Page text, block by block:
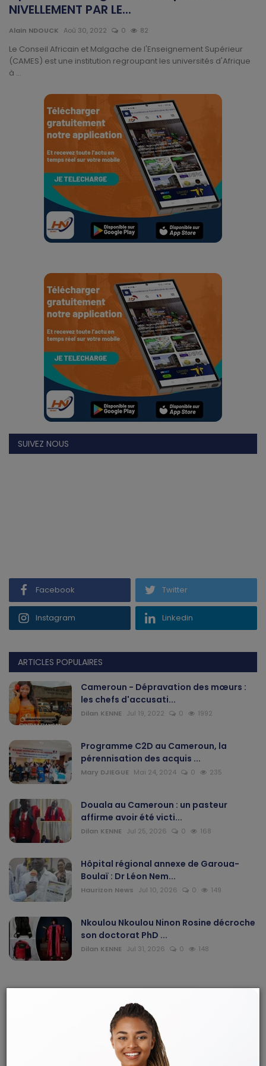
Technologie
Motivation
Politique
Articles Sponsorisés
Education
Économie
Actu People
Vidéos
Société
Chroniques
Nécrologie
Langue
English Francais
NIVELLEMENT PAR LE...
Alain NDOUCK Aoû 30, 2022 0 82
Le Conseil Africain et Malgache de l'Enseignement Supérieur
(CAMES) est une institution regroupant les universités d'Afrique
à ...
SUIVEZ NOUS
Facebook Twitter
Instagram Linkedin
ARTICLES POPULAIRES
Cameroun - Dépravation des mœurs :
les chefs d'accusati...
Dilan KENNE Jul 19, 2022 0 1992
Programme C2D au Cameroun, la
pérennisation des acquis ...
Mary DJIEGUE Mai 24, 2024 0 235
Douala au Cameroun : un pasteur
affirme avoir été victi...
Dilan KENNE Jul 25, 2026 0 168
Hôpital régional annexe de Garoua-
Boulaï : Dr Léon Nem...
Haurizon News Jul 10, 2026 0 149
Nkoulou Nkoulou Ninon Rosine décroche
son doctorat PhD ...
Dilan KENNE Jul 31, 2026 0 148